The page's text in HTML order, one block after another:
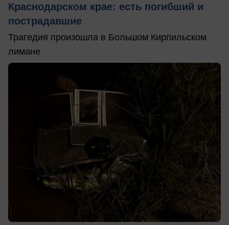
Краснодарском крае: есть погибший и
пострадавшие
Трагедия произошла в Большом Кирпильском
лимане